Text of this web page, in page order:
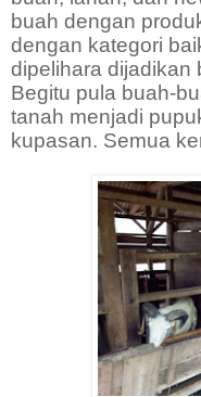
buah dengan
dengan kategori
dipelihara dijadikan
Begitu pula buah-
tanah menjadi
kupasan. Semua